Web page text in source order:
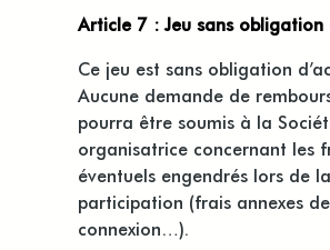
Article 7 : Jeu sans obligation
Ce jeu est sans obligation
Aucune demande de
pourra être soumis à la
organisatrice concernant les
éventuels engendrés lors de la
participation (frais annexes de
connexion…).